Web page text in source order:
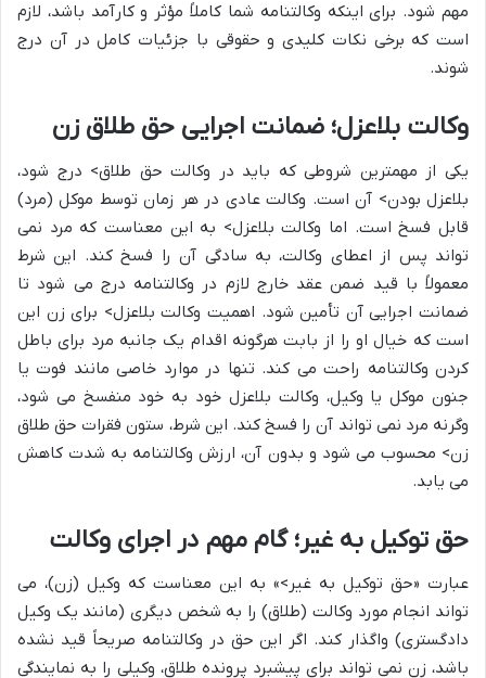
مهم شود. برای اینکه وکالتنامه شما کاملاً مؤثر و کارآمد باشد، لازم
است که برخی نکات کلیدی و حقوقی با جزئیات کامل در آن درج
شوند.
وکالت بلاعزل؛ ضمانت اجرایی حق طلاق زن
یکی از مهمترین شروطی که باید در وکالت حق طلاق> درج شود،
بلاعزل بودن> آن است. وکالت عادی در هر زمان توسط موکل (مرد)
قابل فسخ است. اما وکالت بلاعزل> به این معناست که مرد نمی
تواند پس از اعطای وکالت، به سادگی آن را فسخ کند. این شرط
معمولاً با قید ضمن عقد خارج لازم در وکالتنامه درج می شود تا
ضمانت اجرایی آن تأمین شود. اهمیت وکالت بلاعزل> برای زن این
است که خیال او را از بابت هرگونه اقدام یک جانبه مرد برای باطل
کردن وکالتنامه راحت می کند. تنها در موارد خاصی مانند فوت یا
جنون موکل یا وکیل، وکالت بلاعزل خود به خود منفسخ می شود،
وگرنه مرد نمی تواند آن را فسخ کند. این شرط، ستون فقرات حق طلاق
زن> محسوب می شود و بدون آن، ارزش وکالتنامه به شدت کاهش
می یابد.
حق توکیل به غیر؛ گام مهم در اجرای وکالت
عبارت «حق توکیل به غیر>» به این معناست که وکیل (زن)، می
تواند انجام مورد وکالت (طلاق) را به شخص دیگری (مانند یک وکیل
دادگستری) واگذار کند. اگر این حق در وکالتنامه صریحاً قید نشده
باشد، زن نمی تواند برای پیشبرد پرونده طلاق، وکیلی را به نمایندگی